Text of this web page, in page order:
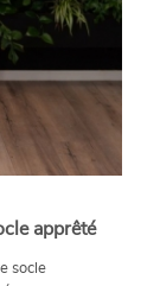
apprêté
socle